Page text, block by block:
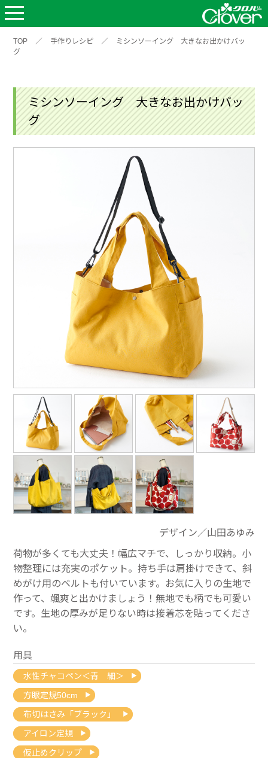
TOP ／ 手作りレシピ ／
ミシンソーイング 大きなお出かけバッ
グ
ミシンソーイング 大きなお出かけバッ
グ
デザイン／山田あゆみ
荷物が多くても大丈夫！幅広マチで、しっかり収納。小
物整理には充実のポケット。持ち手は肩掛けできて、斜
めがけ用のベルトも付いています。お気に入りの生地で
作って、颯爽と出かけましょう！無地でも柄でも可愛い
です。生地の厚みが足りない時は接着芯を貼ってくださ
い。
用具
水性チャコペン＜青 細＞
方眼定規50cm
布切はさみ「ブラック」
アイロン定規
仮止めクリップ